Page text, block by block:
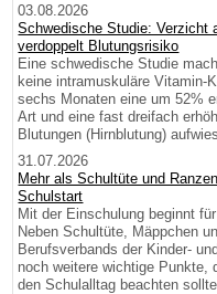
03.08.2026
Schwedische Studie: Verzicht
verdoppelt Blutungsrisiko
Eine schwedische Studie
keine intramuskuläre Vitamin-
sechs Monaten eine um 52%
Art und eine fast dreifach
Blutungen (Hirnblutung)
31.07.2026
Mehr als Schultüte und
Schulstart
Mit der Einschulung beginnt
Neben Schultüte, Mäppchen
Berufsverbands der Kinder-
noch weitere wichtige Punkte,
den Schulalltag beachten